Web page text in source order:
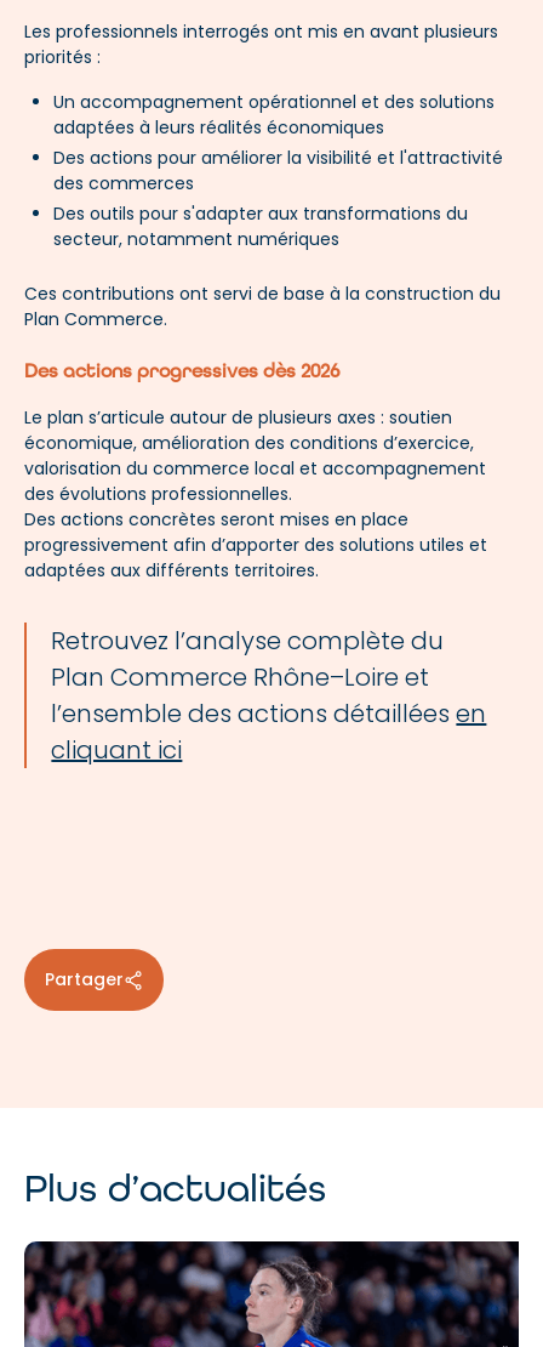
Partager
Les professionnels interrogés ont mis en avant plusieurs
priorités :
Un accompagnement opérationnel et des solutions
adaptées à leurs réalités économiques
Des actions pour améliorer la visibilité et l'attractivité
des commerces
Des outils pour s'adapter aux transformations du
secteur, notamment numériques
Ces contributions ont servi de base à la construction du
Plan Commerce.
Des actions progressives dès 2026
Le plan s’articule autour de plusieurs axes : soutien
économique, amélioration des conditions d’exercice,
valorisation du commerce local et accompagnement
des évolutions professionnelles.
Des actions concrètes seront mises en place
progressivement afin d’apporter des solutions utiles et
adaptées aux différents territoires.
Retrouvez l’analyse complète du
Plan Commerce Rhône–Loire et
l’ensemble des actions détailléesen
cliquant ici
Plus d’actualités